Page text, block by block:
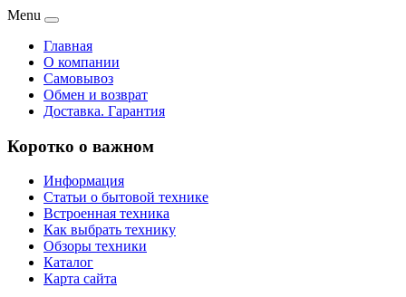
Menu
Главная
О компании
Самовывоз
Обмен и возврат
Доставка. Гарантия
Коротко о важном
Информация
Статьи о бытовой технике
Встроенная техника
Как выбрать технику
Обзоры техники
Каталог
Карта сайта